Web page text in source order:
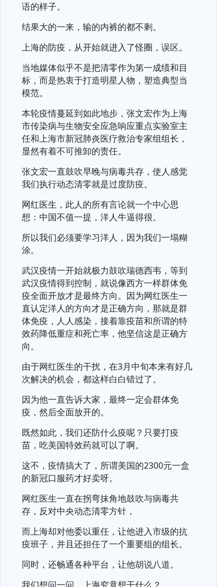
语的样子。
结果大的一来，输的内裤的都不剩。
上海的防疫，从开始就进入了怪圈，误区。
当地媒体似乎不是把清零作为第一成绩和目
标，而是热衷于打造明星人物，塑造典型当
模范。
本轮疫情蔓延到如此地步，张文宏作为上海
市传染病与生物安全应急响应重点实验室主
任和上海市新冠肺炎医疗救治专家组组长，
显然有着不可推卸的责任。
张文宏一直鼓吹早晚与病毒共存，使人感觉
我们执行动态清零就是过度防疫。
网红医生，此人的所有言论就一个中心思
想：中国不值一提，洋人牛逼得很。
所以我们必须要学习洋人，因为我们一塌糊
涂。
武汉疫情一开始就极力鼓吹瑞德西韦，等到
武汉疫情得到控制，就说像西方一样群体免
疫全面开放才是最终方向。因为网红医生一
直认定洋人的方向才是正确方向，那就是群
体免疫，人人感染，接着靠疫苗和所谓的特
效药降低重症和死亡率，他坚信这是正确方
向。
由于网红医生的干扰，在3月中旬本来有好几
次解决的机会，都这样白白错过了。
因为他一直告诉大家，最终一定会群体免
疫，然后全面放开的。
既然如此，我们还防什么疫呢？只要打疫
苗，吃美国特效药就可以了啊。
这不，疫情搞大了，所谓美国的2300元一盒
的新冠口服药才好卖呀。
网红医生一直在拐弯抹角地鼓吹与病毒共
存，反对中央动态清零方针，
而上海却对他委以重任，让他进入市级的抗
疫班子，并且还担任了一个重要组的组长。
同时，还畅通各种平台，让他胡说八道。
我们想问一问，上海究竟想干什么？